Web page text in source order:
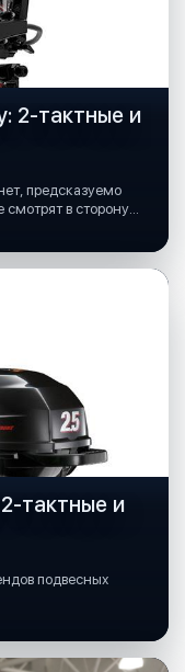
2-тактные и
предсказуемо
смотрят в сторону
тактные и
подвесных